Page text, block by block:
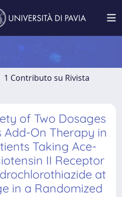
1 Contributo su Rivista
of Two Dosages
On Therapy in
Taking Ace-
II Receptor
at
in a Randomized